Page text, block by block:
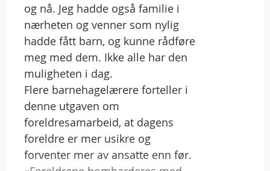
og nå. Jeg hadde også familie i
nærheten og venner som nylig
hadde fått barn, og kunne rådføre
meg med dem. Ikke alle har den
muligheten i dag.
Flere barnehagelærere forteller i
denne utgaven om
foreldresamarbeid, at dagens
foreldre er mer usikre og
forventer mer av ansatte enn før.